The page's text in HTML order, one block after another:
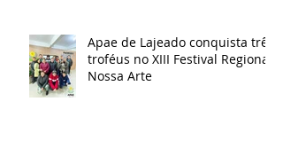
Apae de Lajeado conquista três
troféus no XIII Festival Regional
Nossa Arte